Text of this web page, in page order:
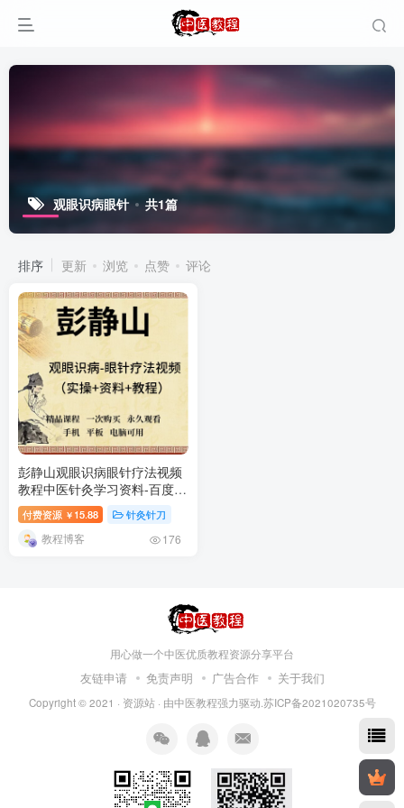
观眼识病眼针 共1篇
排序 更新 浏览 点赞 评论
彭静山观眼识病眼针疗法视频
教程中医针灸学习资料-百度网
盘下载
付费资源 ￥ 15.88 针灸针刀
教程博客 176
用心做一个中医优质教程资源分享平台
友链申请 免责声明 广告合作 关于我们
Copyright © 2021 · 资源站· 由中医教程强力驱动.苏ICP备2021020735号